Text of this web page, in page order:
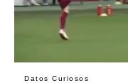
Datos Curiosos